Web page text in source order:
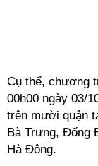
Cụ thể, chương
00h00 ngày 03/
trên mười quận
Bà Trưng, Đống
Hà Đông.